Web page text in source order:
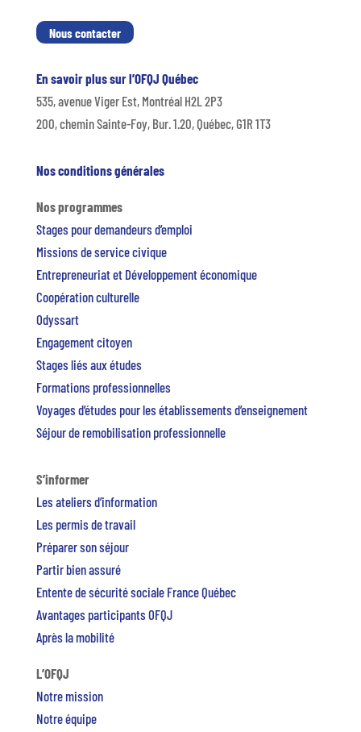
Nous contacter
En savoir plus sur l’OFQJ Québec
535, avenue Viger Est, Montréal H2L 2P3
200, chemin Sainte-Foy, Bur. 1.20, Québec, G1R 1T3
Nos conditions générales
Nos programmes
Stages pour demandeurs d’emploi
Missions de service civique
Entrepreneuriat et Développement économique
Coopération culturelle
Odyssart
Engagement citoyen
Stages liés aux études
Formations professionnelles
Voyages d’études pour les établissements d’enseignement
Séjour de remobilisation professionnelle
S’informer
Les ateliers d’information
Les permis de travail
Préparer son séjour
Partir bien assuré
Entente de sécurité sociale France Québec
Avantages participants OFQJ
Après la mobilité
L’OFQJ
Notre mission
Notre équipe